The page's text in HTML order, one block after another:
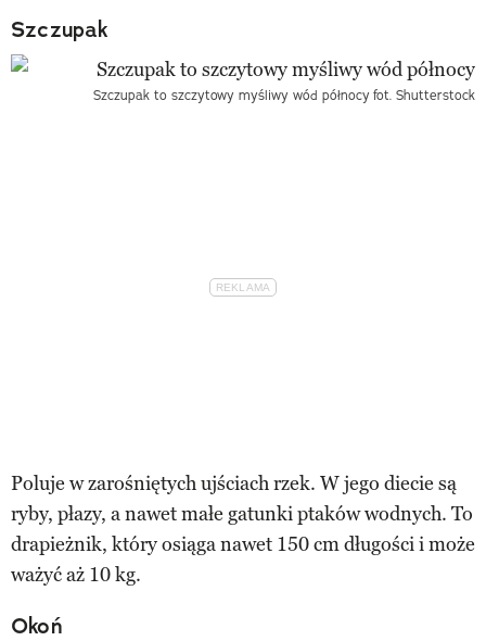
Szczupak
Szczupak to szczytowy myśliwy wód północy fot. Shutterstock
Poluje w zarośniętych ujściach rzek. W jego diecie są
ryby, płazy, a nawet małe gatunki ptaków wodnych. To
drapieżnik, który osiąga nawet 150 cm długości i może
ważyć aż 10 kg.
Okoń